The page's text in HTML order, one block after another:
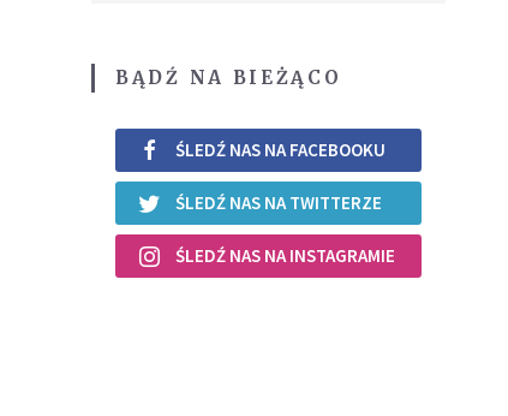
BĄDŹ NA BIEŻĄCO
ŚLEDŹ NAS NA FACEBOOKU
ŚLEDŹ NAS NA TWITTERZE
ŚLEDŹ NAS NA INSTAGRAMIE